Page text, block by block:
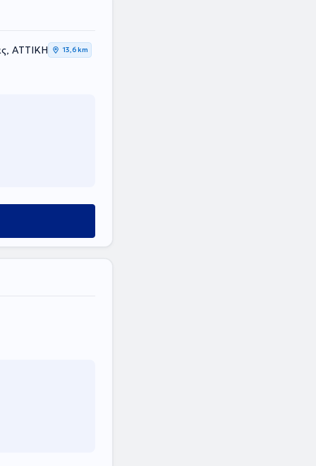
ΑΤΤΙΚΗ 13,6 km